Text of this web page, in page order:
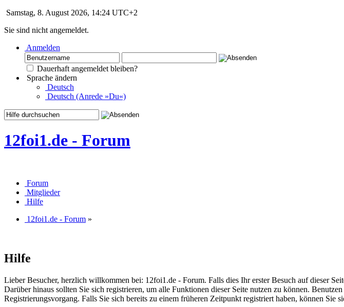
Samstag, 8. August 2026, 14:24 UTC+2
Sie sind nicht angemeldet.
Anmelden
Dauerhaft angemeldet bleiben?
Sprache ändern
Deutsch
Deutsch (Anrede »Du«)
12foi1.de - Forum
Forum
Mitglieder
Hilfe
12foi1.de - Forum »
Hilfe
Lieber Besucher, herzlich willkommen bei: 12foi1.de - Forum. Falls dies Ihr erster Besuch auf dieser
Darüber hinaus sollten Sie sich registrieren, um alle Funktionen dieser Seite nutzen zu können. Benutzen
Registrierungsvorgang. Falls Sie sich bereits zu einem früheren Zeitpunkt registriert haben, können Sie